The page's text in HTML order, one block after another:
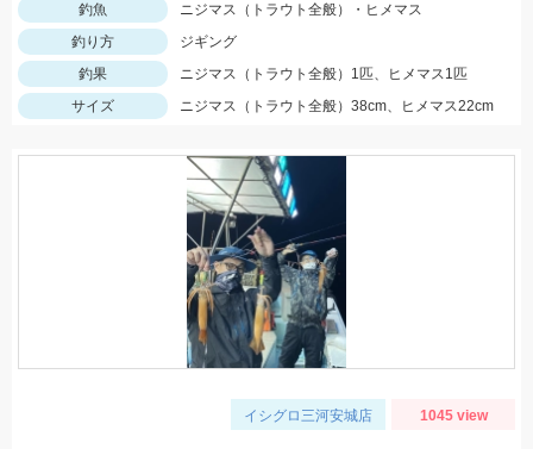
釣魚
ニジマス（トラウト全般）・ヒメマス
釣り方
ジギング
釣果
ニジマス（トラウト全般）1匹、ヒメマス1匹
サイズ
ニジマス（トラウト全般）38cm、ヒメマス22cm
イシグロ三河安城店 1045 view